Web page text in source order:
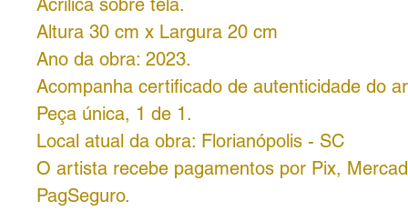
Acrílica sobre tela.
Altura 30 cm x Largura 20 cm
Ano da obra: 2023.
Acompanha certificado de autenticidade do
Peça única, 1 de 1.
Local atual da obra: Florianópolis - SC
O artista recebe pagamentos por Pix,
PagSeguro.